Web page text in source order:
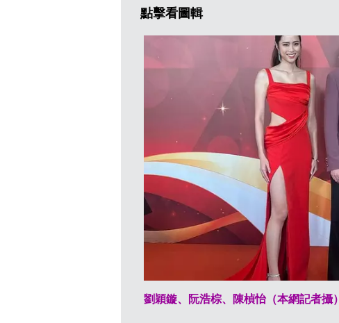
點擊看圖輯
劉穎鏇、阮浩棕、陳楨怡（本網記者攝）